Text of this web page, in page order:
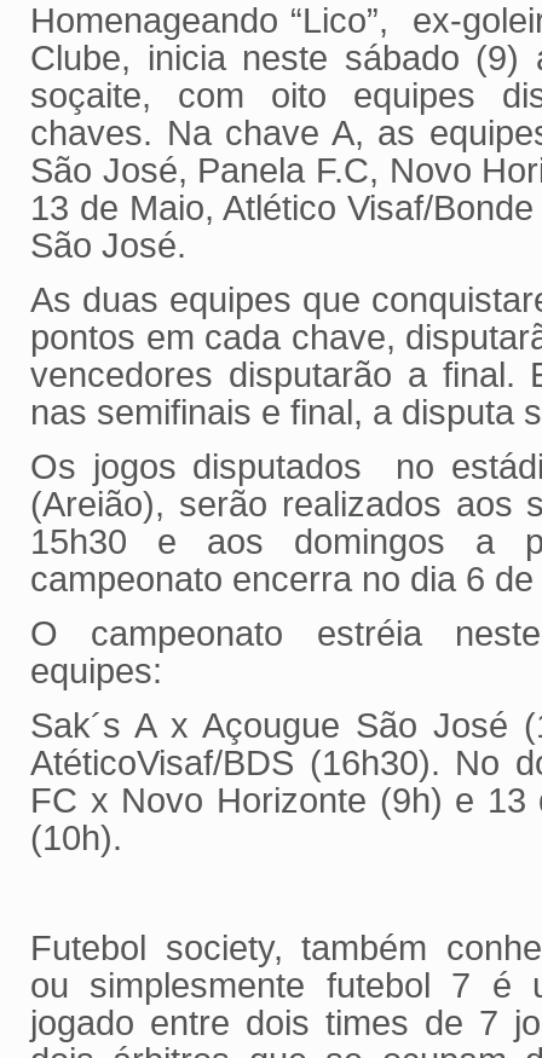
Homenageando “Lico”, ex-
Clube, inicia neste sábado (9)
soçaite, com oito equipes
chaves. Na chave A, as
São José, Panela F.C, Novo
13 de Maio, Atlético Visaf/
São José.
As duas equipes que
pontos em cada chave,
vencedores disputarão a final.
nas semifinais e final, a
Os jogos disputados no
(Areião), serão realizados aos
15h30 e aos domingos
campeonato encerra no dia 6
O campeonato estréia
equipes:
Sak´s A x Açougue São José
AtéticoVisaf/BDS (16h30). No
FC x Novo Horizonte (9h) e
(10h).
Futebol society, também
ou simplesmente futebol 7 é
jogado entre dois times de 7